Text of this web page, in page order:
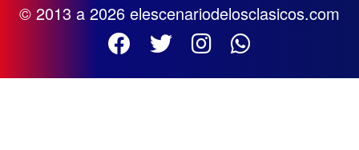
© 2013 a 2026 elescenariodelosclasicos.com